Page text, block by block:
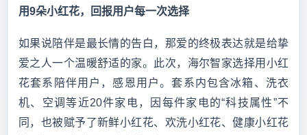
用9朵小红花，回报用户每一次选择
如果说陪伴是最长情的告白，那爱的终极表达就是给挚
爱之人一个温暖舒适的家。此次，海尔智家选择用小红
花套系陪伴用户，感恩用户。套系内包含冰箱、洗衣
机、空调等近20件家电，因每件家电的“科技属性”不
同，也被赋予了新鲜小红花、欢洗小红花、健康小红花